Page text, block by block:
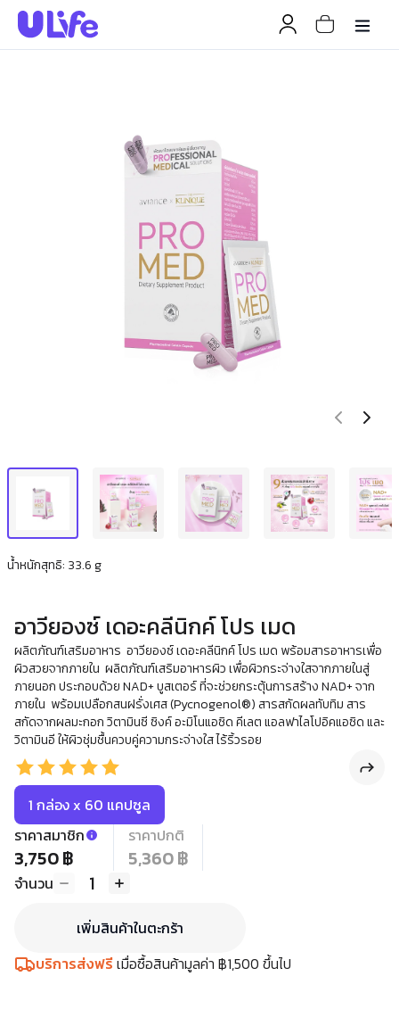
น้ำหนักสุทธิ: 33.6 g
อาวียองซ์ เดอะคลีนิกค์ โปร เมด
ผลิตภัณฑ์เสริมอาหาร อาวียองซ์ เดอะคลีนิกค์ โปร เมด พร้อมสารอาหารเพื่อ
ผิวสวยจากภายใน ผลิตภัณฑ์เสริมอาหารผิว เพื่อผิวกระจ่างใสจากภายในสู่
ภายนอก ประกอบด้วย NAD+ บูสเตอร์ ที่จะช่วยกระตุ้นการสร้าง NAD+ จาก
ภายใน พร้อมเปลือกสนฝรั่งเศส (Pycnogenol®) สารสกัดผลทับทิม สาร
สกัดจากผลมะกอก วิตามินซี ซิงค์ อะมิโนแอซิด คีเลต แอลฟาไลโปอิคแอซิด และ
วิตามินอี ให้ผิวชุ่มชื้นควบคู่ความกระจ่างใส ไร้ริ้วรอย
1 กล่อง x 60 แคปซูล
ราคาสมาชิก
3,750 ฿
ราคาปกติ
5,360 ฿
จำนวน 1
เพิ่มสินค้าในตะกร้า
บริการส่งฟรีเมื่อซื้อสินค้ามูลค่า ฿1,500 ขึ้นไป